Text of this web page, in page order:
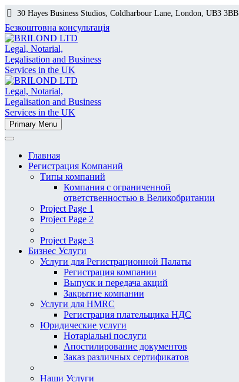
30 Hayes Business Studios, Coldharbour Lane, London, UB3 3BB
Безкоштовна консультація
Primary Menu
Главная
Регистрация Компаний
Типы компаний
Компания с ограниченной
ответственностью в Великобритании
Project Page 1
Project Page 2
Project Page 3
Бизнес Услуги
Услуги для Регистрационной Палаты
Регистрация компании
Выпуск и передача акций
Закрытие компании
Услуги для HMRC
Регистрация плательщика НДС
Юридические услуги
Нотаріальні послуги
Апостилирование документов
Заказ различных сертификатов
Наши Услуги